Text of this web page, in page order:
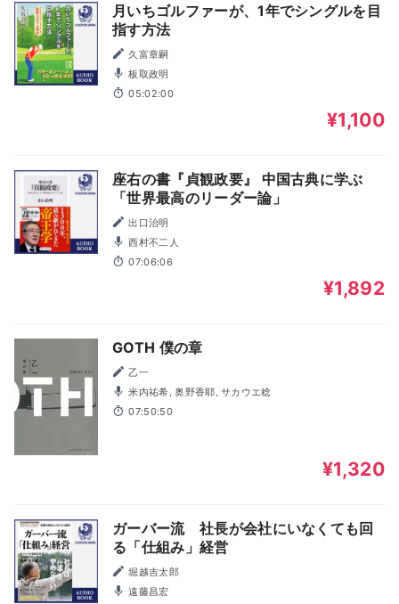
月いちゴルファーが、1年でシングルを目
指す方法
久富章嗣
板取政明
05:02:00
¥1,100
座右の書『貞観政要』 中国古典に学ぶ
「世界最高のリーダー論」
出口治明
西村不二人
07:06:06
¥1,892
GOTH 僕の章
乙一
米内祐希, 奥野香耶, サカウエ稔
07:50:50
¥1,320
ガーバー流 社長が会社にいなくても回
る「仕組み」経営
堀越吉太郎
遠藤昌宏